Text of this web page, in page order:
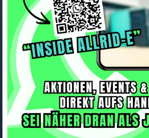
Bontrager Bar Bontrager 25.4
R50/W630/35D Ano Black